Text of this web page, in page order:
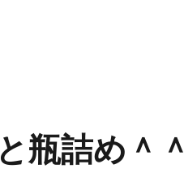
瓶詰め＾＾